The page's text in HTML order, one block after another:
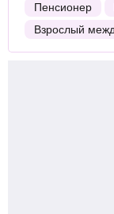
Пенсионер
Взрослый